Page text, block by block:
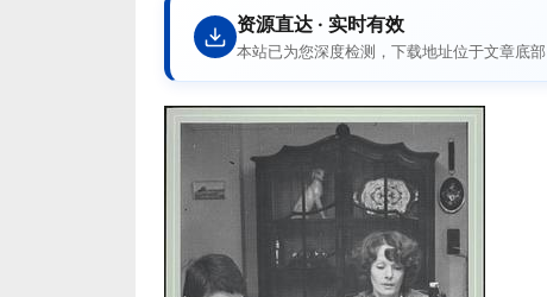
资源直达 · 实时有效
本站已为您深度检测，下载地址位于文章底部